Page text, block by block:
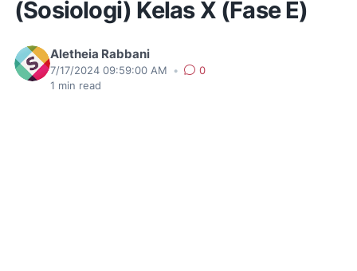
(Sosiologi) Kelas X (Fase E)
Aletheia Rabbani
7/17/2024 09:59:00 AM •
0
1 min read